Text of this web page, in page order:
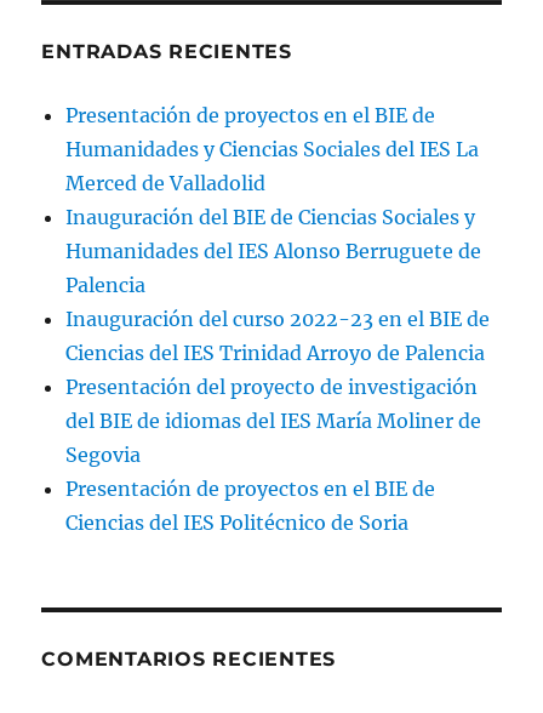
ENTRADAS RECIENTES
Presentación de proyectos en el BIE de
Humanidades y Ciencias Sociales del IES La
Merced de Valladolid
Inauguración del BIE de Ciencias Sociales y
Humanidades del IES Alonso Berruguete de
Palencia
Inauguración del curso 2022-23 en el BIE de
Ciencias del IES Trinidad Arroyo de Palencia
Presentación del proyecto de investigación
del BIE de idiomas del IES María Moliner de
Segovia
Presentación de proyectos en el BIE de
Ciencias del IES Politécnico de Soria
COMENTARIOS RECIENTES